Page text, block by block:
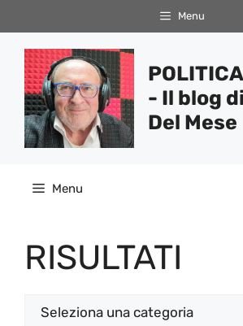
al
contenuto
Menu
- Il blog
Del Mese
Menu
RISULTATI
Categorie